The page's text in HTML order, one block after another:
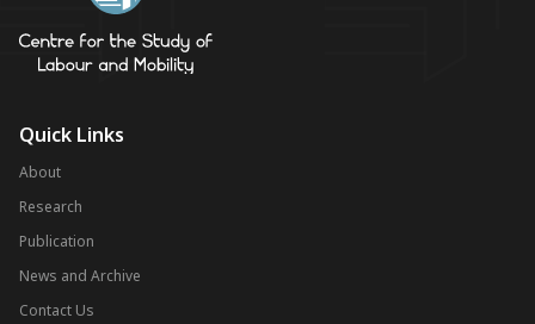
Quick Links
About
Research
Publication
News and Archive
Contact Us